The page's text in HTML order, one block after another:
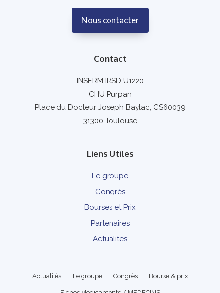
Nous contacter
Contact
INSERM IRSD U1220
CHU Purpan
Place du Docteur Joseph Baylac, CS60039
31300 Toulouse
Liens Utiles
Le groupe
Congrès
Bourses et Prix
Partenaires
Actualites
Actualités Le groupe Congrès Bourse & prix